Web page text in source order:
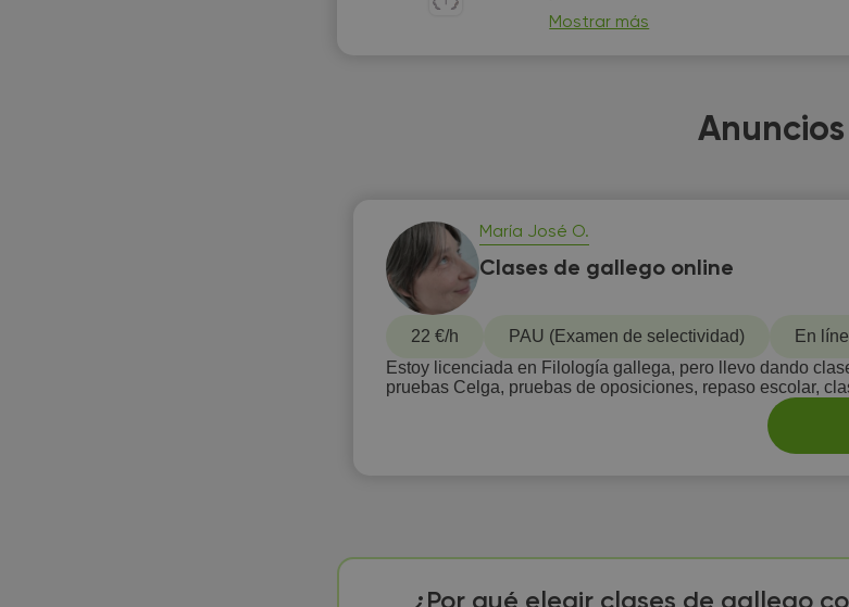
significativo, la gamificación y el refuerzo
técnicas de estudio y ayudo con tareas y
Mostrar más
María José O.
Clases de gallego online
22 €/h PAU (Examen de selectividad)
En
Estoy licenciada en Filología gallega, pero llevo dando
pruebas Celga, pruebas de oposiciones, repaso escolar,
¿Por qué elegir clases de gallego